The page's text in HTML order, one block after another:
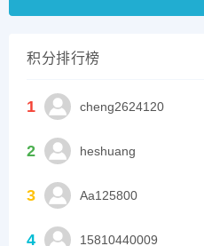
积分排行榜
1 cheng2624120
2 heshuang
3 Aa125800
4 15810440009